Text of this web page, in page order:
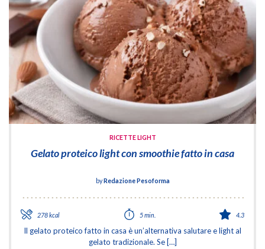
RICETTE LIGHT
Gelato proteico light con smoothie fatto in casa
by Redazione Pesoforma
278 kcal 5 min. 4.3
Il gelato proteico fatto in casa è un’alternativa salutare e light al
gelato tradizionale. Se […]